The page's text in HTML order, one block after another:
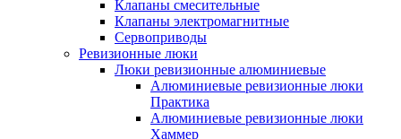
Клапаны смесительные
Клапаны электромагнитные
Сервоприводы
Ревизионные люки
Люки ревизионные алюминиевые
Алюминиевые ревизионные люки
Практика
Алюминиевые ревизионные люки
Хаммер